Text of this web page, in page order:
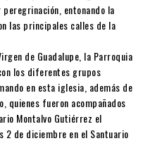
entonando la
las principales calles de la
de Guadalupe, la Parroquia
los diferentes grupos
en esta iglesia, además de
quienes fueron acompañados
Montalvo Gutiérrez el
2 de diciembre en el Santuario